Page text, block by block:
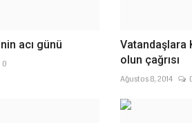
acı günü
0
Vatandaşlara
olun çağrısı
Ağustos 8, 2014